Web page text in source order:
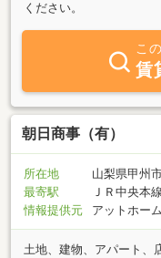
ください。
こ
賃
朝日商事（有）
所在地
山梨県甲州
最寄駅
ＪＲ中央本
情報提供元
アットホーム
土地、建物、アパート、